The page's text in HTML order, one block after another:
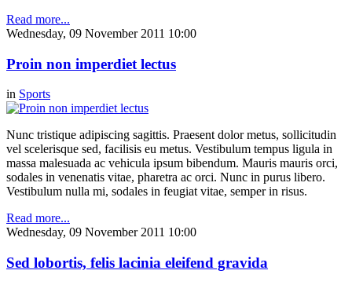
Read more...
Wednesday, 09 November 2011 10:00
Proin non imperdiet lectus
in Sports
Nunc tristique adipiscing sagittis. Praesent dolor metus, sollicitudin
vel scelerisque sed, facilisis eu metus. Vestibulum tempus ligula in
massa malesuada ac vehicula ipsum bibendum. Mauris mauris orci,
sodales in venenatis vitae, pharetra ac orci. Nunc in purus libero.
Vestibulum nulla mi, sodales in feugiat vitae, semper in risus.
Read more...
Wednesday, 09 November 2011 10:00
Sed lobortis, felis lacinia eleifend gravida